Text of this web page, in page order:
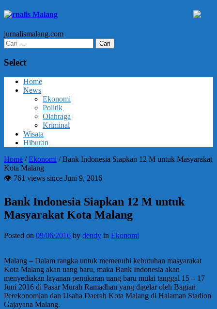
Jurnalis Malang
jurnalismalang.com
Cari
untuk:
Select
Home
News
Ekonomi
Politik
Olahraga
Kriminal
Wisata
Hiburan
Home /Ekonomi /Bank Indonesia Siapkan 12 M untuk Masyarakat
Kota Malang
👁 761 views since Juni 9, 2016
Bank Indonesia Siapkan 12 M untuk
Masyarakat Kota Malang
Posted on 09/06/2016 by dendy in Ekonomi
Malang – Dalam rangka untuk memenuhi kebutuhan masyarakat
Kota Malang akan uang baru, maka Bank Indonesia akan
menyediakan layanan penukaran uang baru mulai tanggal 15 – 17
Juni 2016 di Pasar Murah Ramadhan yang digelar oleh Bagian
Perekonomian dan Usaha Daerah Kota Malang di Halaman Stadion
Gajayana Malang.